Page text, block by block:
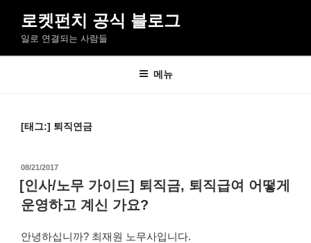
로
로켓펀치 공식 블로그
일로 연결되는 사람들
메뉴
[태그:] 퇴직연금
작
성
일
자
08/21/2017
[인사/노무 가이드] 퇴직금, 퇴직급여 어떻게
운영하고 계신 가요?
안녕하십니까? 최재원 노무사입니다.